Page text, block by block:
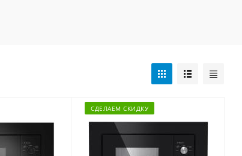
СДЕЛАЕМ СКИДКУ